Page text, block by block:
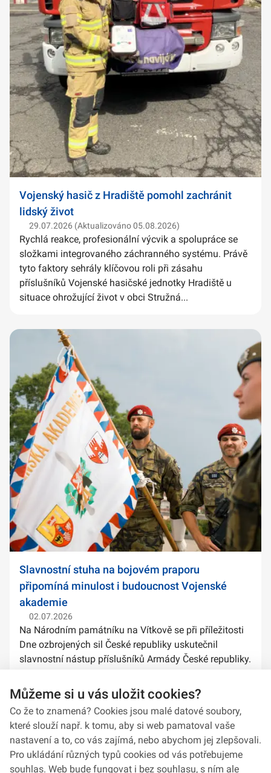
Vojenský hasič z Hradiště pomohl zachránit
lidský život
29.07.2026 (Aktualizováno 05.08.2026)
Rychlá reakce, profesionální výcvik a spolupráce se
složkami integrovaného záchranného systému. Právě
tyto faktory sehrály klíčovou roli při zásahu
příslušníků Vojenské hasičské jednotky Hradiště u
situace ohrožující život v obci Stružná...
Slavnostní stuha na bojovém praporu
připomíná minulost i budoucnost Vojenské
akademie
02.07.2026
Na Národním památníku na Vítkově se při příležitosti
Dne ozbrojených sil České republiky uskutečnil
slavnostní nástup příslušníků Armády České republiky.
stuh na bojové prapory vybranýc...
Můžeme si u vás uložit cookies?
Co že to znamená? Cookies jsou malé datové soubory,
které slouží např. k tomu, aby si web pamatoval vaše
nastavení a to, co vás zajímá, nebo abychom jej zlepšovali.
Pro ukládání různých typů cookies od vás potřebujeme
souhlas. Web bude fungovat i bez souhlasu, s ním ale